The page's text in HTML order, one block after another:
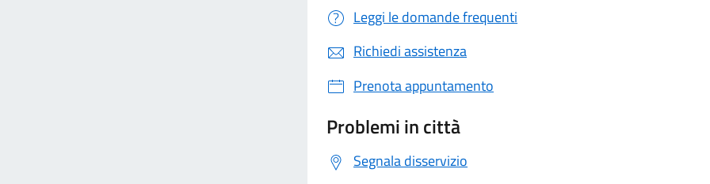
Leggi le domande frequenti
Richiedi assistenza
Prenota appuntamento
Problemi in città
Segnala disservizio